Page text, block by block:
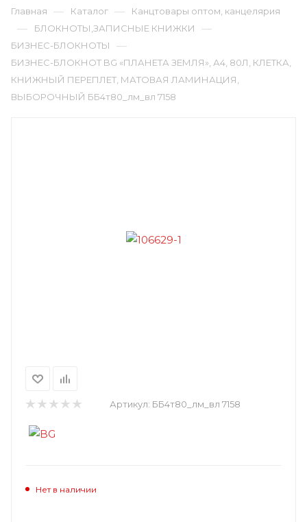
Главная — Каталог — Канцтовары оптом, канцелярия
— БЛОКНОТЫ,ЗАПИСНЫЕ КНИЖКИ —
БИЗНЕС-БЛОКНОТЫ —
БИЗНЕС-БЛОКНОТ BG «ПЛАНЕТА ЗЕМЛЯ», А4, 80Л, КЛЕТКА,
КНИЖНЫЙ ПЕРЕПЛЕТ, МАТОВАЯ ЛАМИНАЦИЯ,
ВЫБОРОЧНЫЙ ББ4т80_лм_вл 7158
Артикул: ББ4т80_лм_вл 7158
Нет в наличии